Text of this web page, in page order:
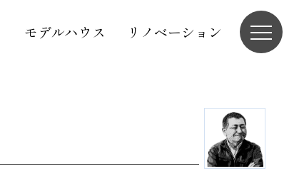
モデルハウス リノベーション